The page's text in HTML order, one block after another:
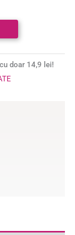
doar 14,9 lei!